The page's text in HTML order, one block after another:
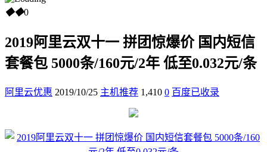
◆◆0
2019阿里云双十一 拼团惊爆价 国内短信
套餐包 5000条/160元/2年 低至0.032元/条
阿里云优惠 2019/10/25 主机推荐 1,410 0 百度已收录